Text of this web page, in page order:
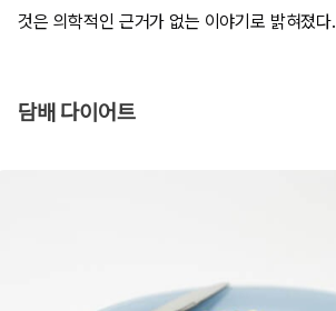
것은 의학적인 근거가 없는 이야기로 밝혀졌다.
담배 다이어트